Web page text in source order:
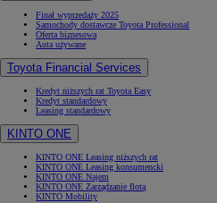
Finał wyprzedaży 2025
Samochody dostawcze Toyota Professional
Oferta biznesowa
Auta używane
Toyota Financial Services
Kredyt niższych rat Toyota Easy
Kredyt standardowy
Leasing standardowy
KINTO ONE
KINTO ONE Leasing niższych rat
KINTO ONE Leasing konsumencki
KINTO ONE Najem
KINTO ONE Zarządzanie flotą
KINTO Mobility